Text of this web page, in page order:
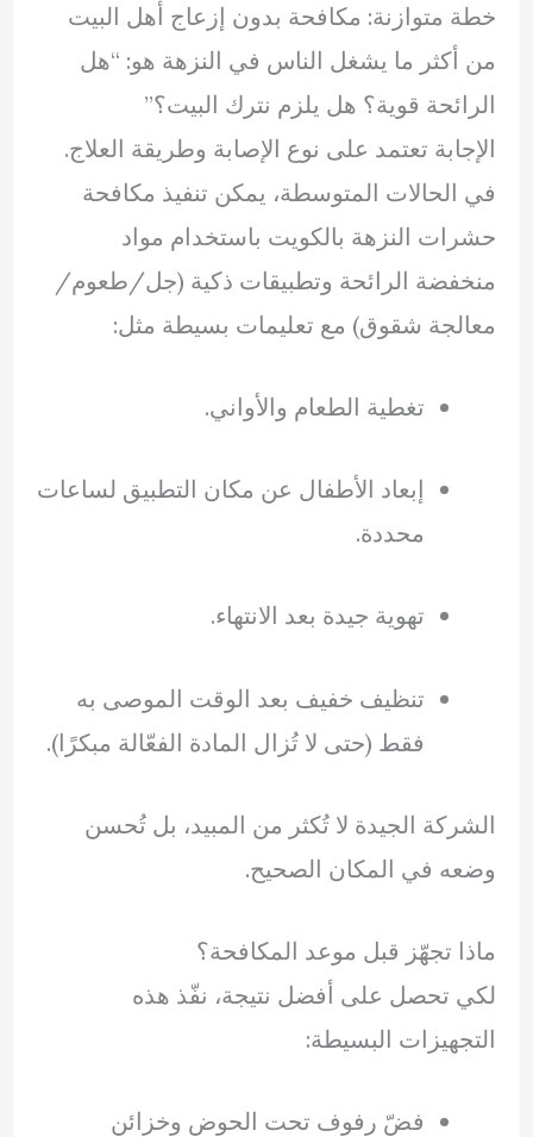
خطة متوازنة: مكافحة بدون إزعاج أهل البيت
من أكثر ما يشغل الناس في النزهة هو: “هل
الرائحة قوية؟ هل يلزم نترك البيت؟”
الإجابة تعتمد على نوع الإصابة وطريقة العلاج.
في الحالات المتوسطة، يمكن تنفيذ مكافحة
حشرات النزهة بالكويت باستخدام مواد
منخفضة الرائحة وتطبيقات ذكية (جل/طعوم/
معالجة شقوق) مع تعليمات بسيطة مثل:
تغطية الطعام والأواني.
إبعاد الأطفال عن مكان التطبيق لساعات
محددة.
تهوية جيدة بعد الانتهاء.
تنظيف خفيف بعد الوقت الموصى به
فقط (حتى لا تُزال المادة الفعّالة مبكرًا).
الشركة الجيدة لا تُكثر من المبيد، بل تُحسن
وضعه في المكان الصحيح.
ماذا تجهّز قبل موعد المكافحة؟
لكي تحصل على أفضل نتيجة، نفّذ هذه
التجهيزات البسيطة:
فضّ رفوف تحت الحوض وخزائن